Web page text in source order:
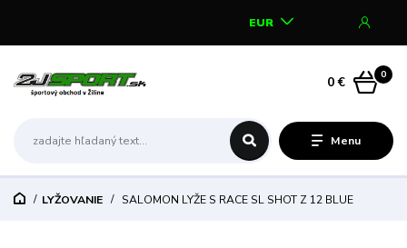
Menu
EUR
0
0 €
LYŽOVANIE SALOMON LYŽE S RACE SL SHOT Z 12 BLUE